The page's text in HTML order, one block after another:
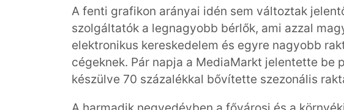
A fenti grafikon arányai idén sem változtak
szolgáltatók a legnagyobb bérlők, ami azzal
elektronikus kereskedelem és egyre nagyobb
cégeknek. Pár napja a MediaMarkt jelentette be
készülve 70 százalékkal bővítette szezonális